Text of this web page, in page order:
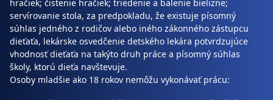
hračiek; čistenie hračiek; triedenie a balenie bielizne;
servírovanie stola, za predpokladu, že existuje písomný
súhlas jedného z rodičov alebo iného zákonného zástupcu
dieťaťa, lekárske osvedčenie detského lekára potvrdzujúce
vhodnosť dieťaťa na takýto druh práce a písomný súhlas
školy, ktorú dieťa navštevuje.
Osoby mladšie ako 18 rokov nemôžu vykonávať prácu: